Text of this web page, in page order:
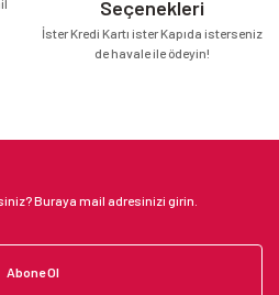
Seçenekleri
İster Kredi Kartı ister Kapıda isterseniz
de havale ile ödeyin!
Abone Ol